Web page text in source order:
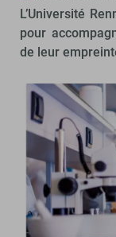
L’Université
pour
de leur